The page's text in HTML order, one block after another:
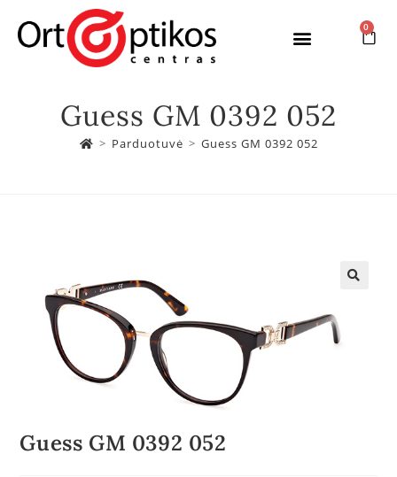
0
Guess GM 0392 052
> Parduotuvė > Guess GM 0392 052
Guess GM 0392 052